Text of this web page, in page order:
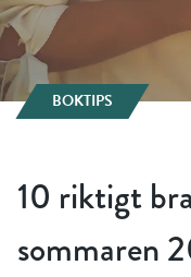
BOKTIPS
10 riktigt
sommaren